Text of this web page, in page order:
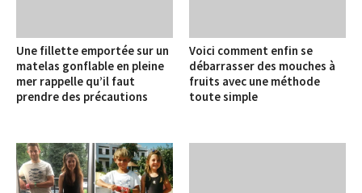
Une fillette emportée sur un
matelas gonflable en pleine
mer rappelle qu’il faut
prendre des précautions
Voici comment enfin se
débarrasser des mouches à
fruits avec une méthode
toute simple